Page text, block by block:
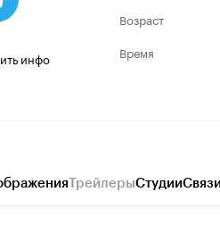
инфо
Возраст
Время
ТрейлерыСтудииСвязи